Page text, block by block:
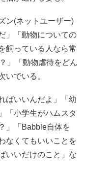
ン(ネットユーザー)
」「動物についての
飼っている人なら常
」「動物虐待をどん
いでいる。
ばいいんだよ」「幼
「小学生がハムスタ
」「Babble自体を
なくてもいいことを
いいだけのこと」な